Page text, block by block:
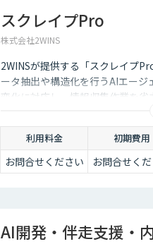
スクレイプPro
株式会社2WINS
2WINSが提供する「スクレイプ
ータ抽出や構造化を行うAIエー
変化に対応し、情報収集作業を省
利用料金 初期費用
お問合せください お問合せく
AI開発・伴走支援・